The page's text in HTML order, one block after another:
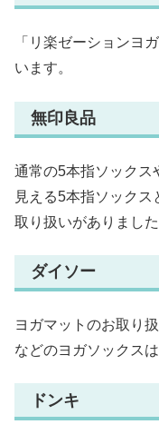
「リ楽ゼーションヨ
います。
無印良品
通常の5本指ソックス
見える5本指ソック
取り扱いがありまし
ダイソー
ヨガマットのお取り
などのヨガソックス
ドンキ